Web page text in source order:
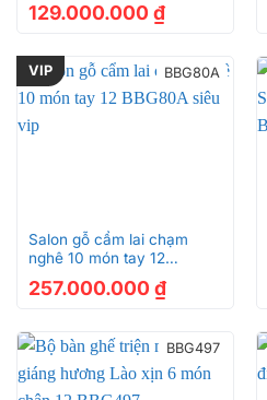
129.000.000 ₫
VIP BBG80A
Salon gỗ cẩm lai chạm
nghê 10 món tay 12
257.000.000 ₫
BBG497